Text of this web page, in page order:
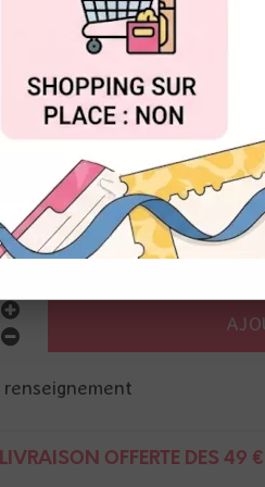
épuisement du stock
transparents
open here …Les petits
renseignement
LIVRAISON OFFERTE DÈS 49
ACCEPTER TOUT